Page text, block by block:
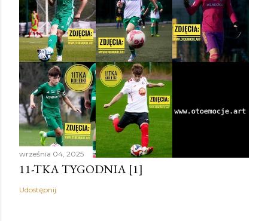
września 04, 2025
11-TKA TYGODNIA [1]
Udostępnij